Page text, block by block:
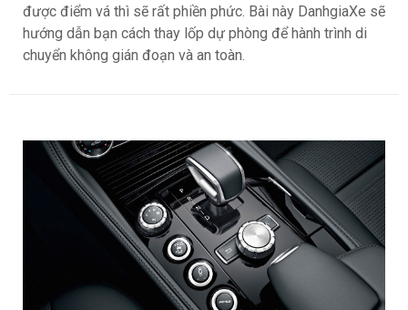
được điểm vá thì sẽ rất phiền phức. Bài này DanhgiaXe sẽ
hướng dẫn bạn cách thay lốp dự phòng để hành trình di
chuyển không gián đoạn và an toàn.